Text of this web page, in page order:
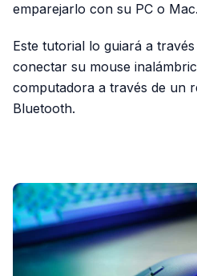
emparejarlo con su PC o Mac.
Este tutorial lo guiará a
conectar su mouse
computadora a través de un
Bluetooth.